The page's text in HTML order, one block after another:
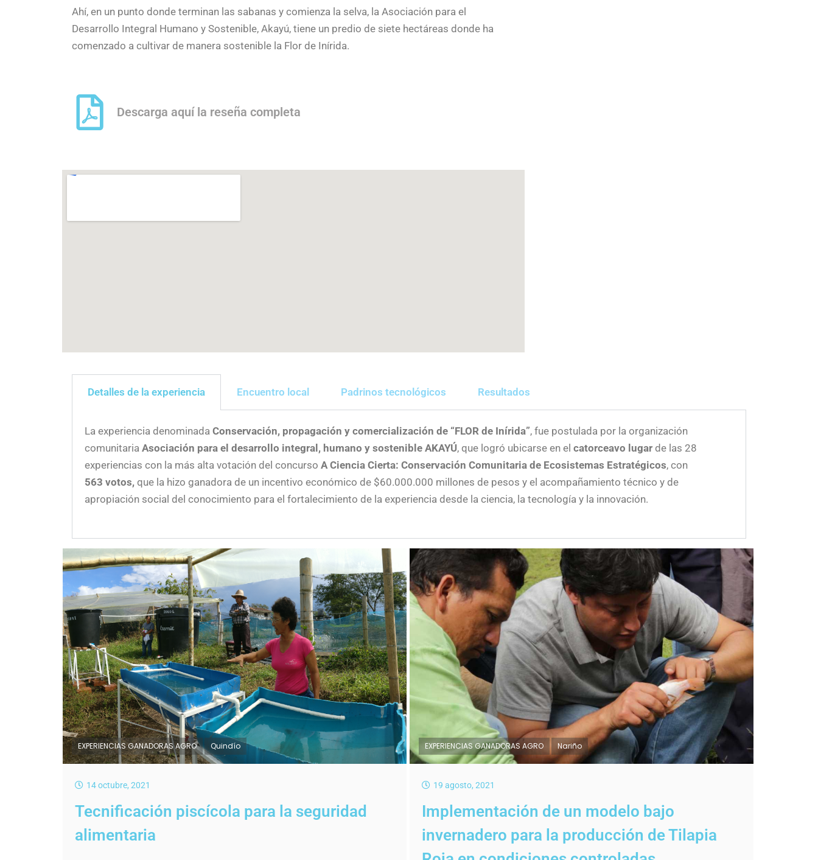
Ahí, en un punto donde terminan las sabanas y comienza la selva, la Asociación para el
Desarrollo Integral Humano y Sostenible, Akayú, tiene un predio de siete hectáreas donde ha
comenzado a cultivar de manera sostenible la Flor de Inírida.
Descarga aquí la reseña completa
Detalles de la experiencia Encuentro local Padrinos tecnológicos Resultados
La experiencia denominada Conservación, propagación y comercialización de “FLOR de Inírida”, fue postulada por la organización
comunitaria Asociación para el desarrollo integral, humano y sostenible AKAYÚ, que logró ubicarse en el catorceavo lugar de las 28
experiencias con la más alta votación del concurso A Ciencia Cierta: Conservación Comunitaria de Ecosistemas Estratégicos, con
563 votos, que la hizo ganadora de un incentivo económico de $60.000.000 millones de pesos y el acompañamiento técnico y de
apropiación social del conocimiento para el fortalecimiento de la experiencia desde la ciencia, la tecnología y la innovación.
EXPERIENCIAS GANADORAS AGRO Quindío
14 octubre, 2021
Tecnificación piscícola para la seguridad
alimentaria
EXPERIENCIAS GANADORAS AGRO Nariño
19 agosto, 2021
Implementación de un modelo bajo
invernadero para la producción de Tilapia